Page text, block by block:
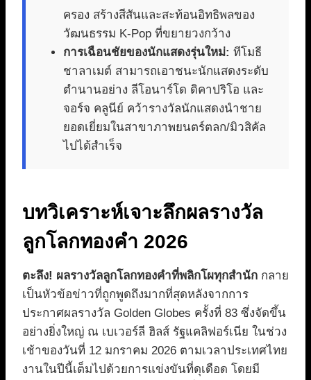
ครอง สร้างสีสันและสะท้อนอิทธิพลของ
วัฒนธรรม K-Pop ที่ขยายวงกว้าง
การเฉือนชัยของนักแสดงรุ่นใหม่: ทีโมธี
ชาลาเมต์ สามารถเอาชนะนักแสดงระดับ
ตำนานอย่าง ลีโอนาร์โด ดิคาปริโอ และ
จอร์จ คลูนีย์ คว้ารางวัลนักแสดงนำชาย
ยอดเยี่ยมในสาขาภาพยนตร์ตลก/มิวสิคัล
ไปได้สำเร็จ
บทวิเคราะห์เจาะลึกผลรางวัล
ลูกโลกทองคำ 2026
ตะลึง! ผลรางวัลลูกโลกทองคำที่พลิกโผทุกสำนัก กลาย
เป็นหัวข้อข่าวที่ถูกพูดถึงมากที่สุดหลังจากการ
ประกาศผลรางวัล Golden Globes ครั้งที่ 83 ซึ่งจัดขึ้น
อย่างยิ่งใหญ่ ณ เบเวอร์ลี ฮิลส์ รัฐแคลิฟอร์เนีย ในช่วง
เช้าของวันที่ 12 มกราคม 2026 ตามเวลาประเทศไทย
งานในปีนี้เต็มไปด้วยการแข่งขันที่ดุเดือด โดยมี